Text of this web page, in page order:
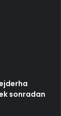
sonradan